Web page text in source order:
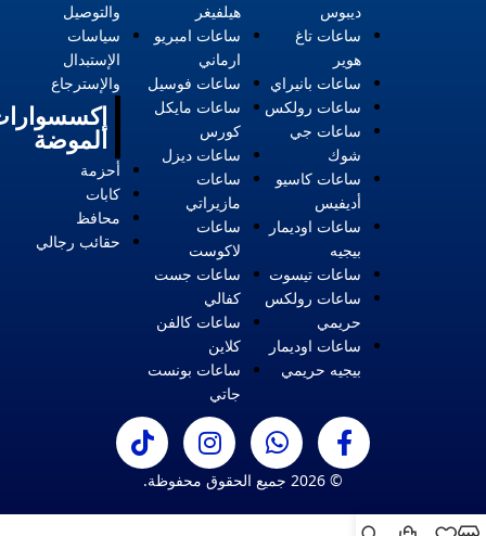
والتوصيل
سياسات
الإستبدال
والإسترجاع
الموضة
أحزمة
كابات
محافظ
حقائب رجالي
هيلفيغر
ساعات امبريو
ارماني
ساعات فوسيل
ساعات مايكل
كورس
ساعات ديزل
ساعات
مازيراتي
ساعات
لاكوست
ساعات جست
كفالي
ساعات كالفن
كلاين
ساعات بونست
جاتي
ديبوس
ساعات تاغ
هوير
ساعات بانيراي
ساعات رولكس
ساعات جي
شوك
ساعات كاسيو
أديفيس
ساعات اوديمار
بيجيه
ساعات تيسوت
ساعات رولكس
حريمي
ساعات اوديمار
بيجيه حريمي
© 2026 جميع الحقوق محفوظة.